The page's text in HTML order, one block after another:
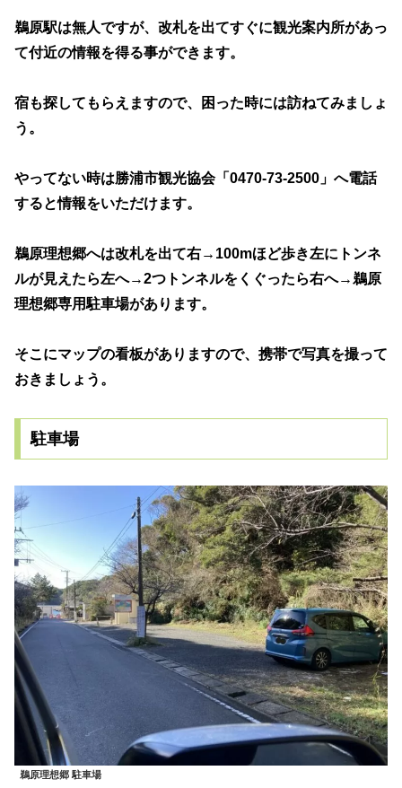
鵜原駅は無人ですが、改札を出てすぐに観光案内所があっ
て付近の情報を得る事ができます。
宿も探してもらえますので、困った時には訪ねてみましょ
う。
やってない時は勝浦市観光協会「0470-73-2500」へ電話
すると情報をいただけます。
鵜原理想郷へは改札を出て右→100mほど歩き左にトンネ
ルが見えたら左へ→2つトンネルをくぐったら右へ→鵜原
理想郷専用駐車場があります。
そこにマップの看板がありますので、携帯で写真を撮って
おきましょう。
駐車場
鵜原理想郷 駐車場